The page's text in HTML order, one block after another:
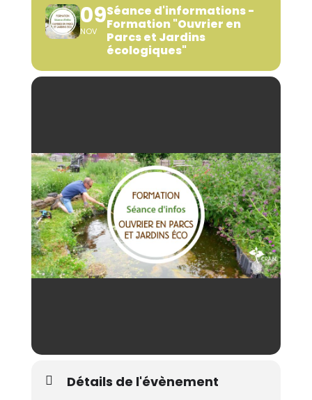
09
NOV
Séance d'informations -
Formation "Ouvrier en
Parcs et Jardins
écologiques"
Détails de l'évènement